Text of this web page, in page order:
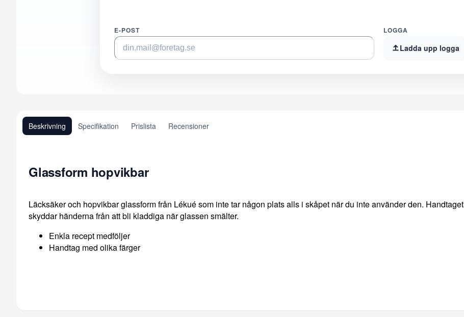
E-POST LOGGA
Ladda upp logga
Beskrivning Specifikation Prislista Recensioner
Glassform hopvikbar
Läcksäker och hopvikbar glassform från Lékué som inte tar någon plats alls i skåpet när du inte använder den. Handtaget
skyddar händerna från att bli kladdiga när glassen smälter.
Enkla recept medföljer
Handtag med olika färger